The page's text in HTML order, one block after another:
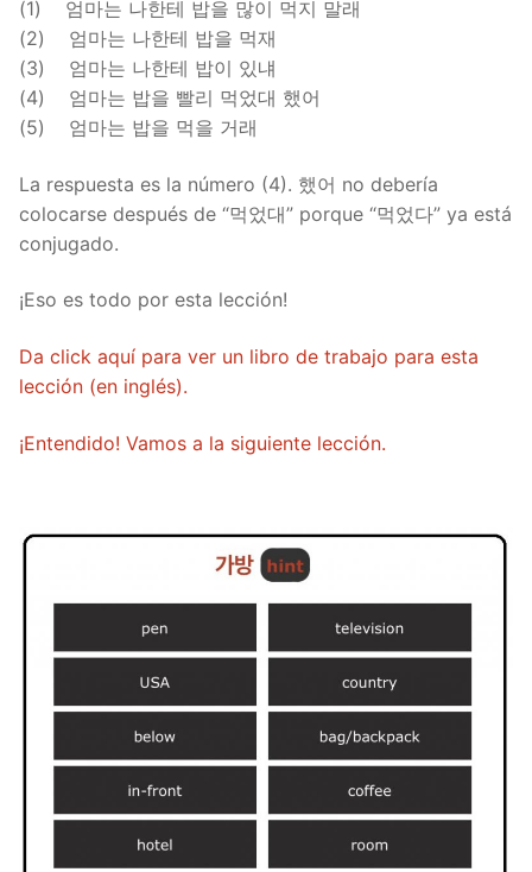
(1) 엄마는 나한테 밥을 많이 먹지 말래
(2) 엄마는 나한테 밥을 먹재
(3) 엄마는 나한테 밥이 있냬
(4) 엄마는 밥을 빨리 먹었대 했어
(5) 엄마는 밥을 먹을 거래
La respuesta es la número (4). 했어 no debería
colocarse después de “먹었대” porque “먹었다” ya está
conjugado.
¡Eso es todo por esta lección!
Da click aquí para ver un libro de trabajo para esta
lección (en inglés).
¡Entendido! Vamos a la siguiente lección.